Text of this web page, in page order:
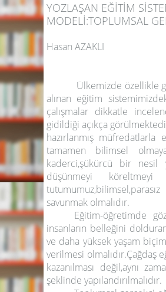
YOZLAŞAN EĞİTİM
MODELİ:TOPLUMSAL
Hasan AZAKLI
Emekli
Ülkemizde özellikle
alınan eğitim
çalışmalar dikkatle
gidildiği açıkça
hazırlanmış müfredatlarla
tamamen bilimsel
kaderci,şükürcü bir nesil
düşünmeyi köreltmeyi
savunmak olmalıdır.
Eğitim-öğretimde
insanların belleğini
ve daha yüksek yaşam
verilmesi
kazanılması değil,aynı
şeklinde yapılandırılmalıdır.